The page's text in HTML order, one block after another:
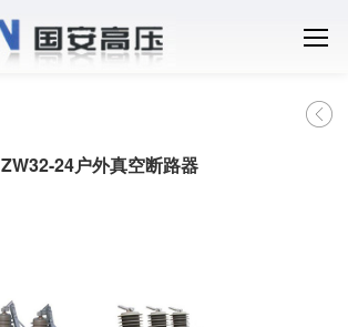
ZW32-24户外真空断路器